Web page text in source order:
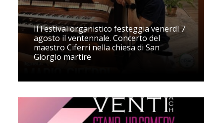
Il Festival organistico festeggia venerdì 7
agosto il ventennale. Concerto del
maestro Ciferri nella chiesa di San
Giorgio martire